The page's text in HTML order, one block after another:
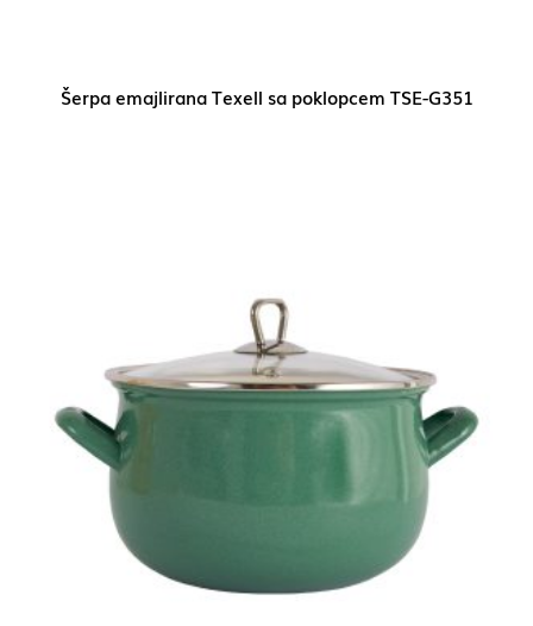
Šerpa emajlirana Texell sa poklopcem TSE-G351